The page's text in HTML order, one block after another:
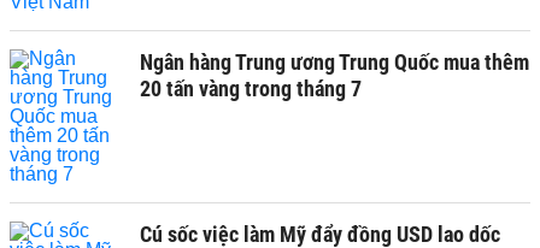
Ngân hàng Trung ương Trung Quốc mua thêm
20 tấn vàng trong tháng 7
Cú sốc việc làm Mỹ đẩy đồng USD lao dốc